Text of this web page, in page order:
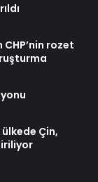
rozet
Çin,